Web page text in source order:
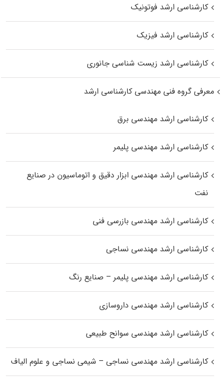
کارشناسی ارشد فوتونیک
کارشناسی ارشد فیزیک
کارشناسی ارشد زیست‌ شناسی جانوری
معرفی گروه فنی مهندسی کارشناسی ارشد
کارشناسی ارشد مهندسی برق
کارشناسی ارشد مهندسی پلیمر
کارشناسی ارشد مهندسی ابزار دقیق و اتوماسیون در صنایع
نفت
کارشناسی ارشد مهندسی بازرسی فنی
کارشناسی ارشد مهندسی نساجی
کارشناسی ارشد مهندسی پلیمر – صنایع رنگ
کارشناسی ارشد مهندسی داروسازی
کارشناسی ارشد مهندسی سوانح طبیعی
کارشناسی ارشد مهندسی نساجی – شیمی نساجی و علوم الیاف